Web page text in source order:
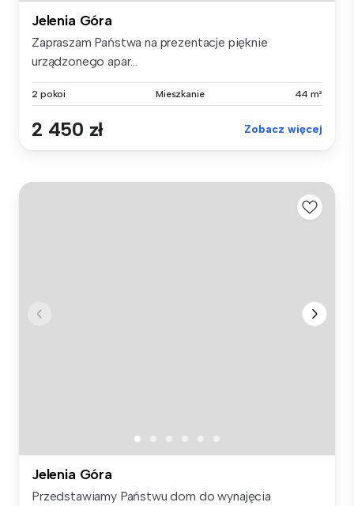
Jelenia Góra
Zapraszam Państwa na prezentacje pięknie
urządzonego apar...
2 pokoi Mieszkanie 44 m²
2 450 zł Zobacz więcej
Jelenia Góra
Przedstawiamy Państwu dom do wynajęcia